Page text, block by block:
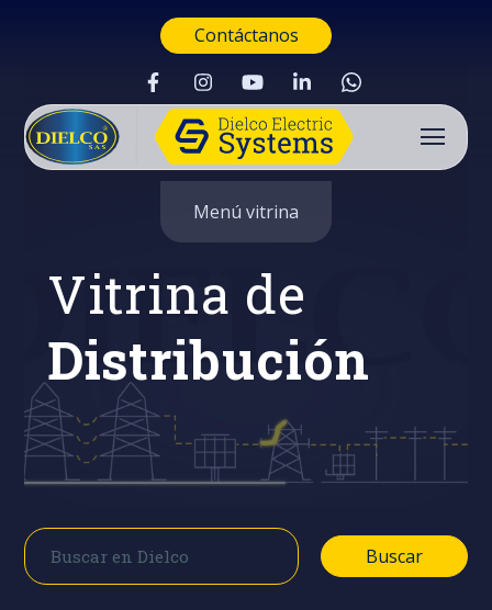
Contáctanos
Buscar
Menú vitrina
Vitrina de
Distribución
Buscar
Buscar